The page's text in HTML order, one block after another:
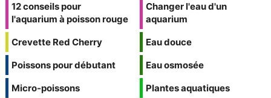
12 conseils pour
l'aquarium à poisson rouge
Crevette Red Cherry
Poissons pour débutant
Micro-poissons
Changer l'eau d'un
aquarium
Eau douce
Eau osmosée
Plantes aquatiques